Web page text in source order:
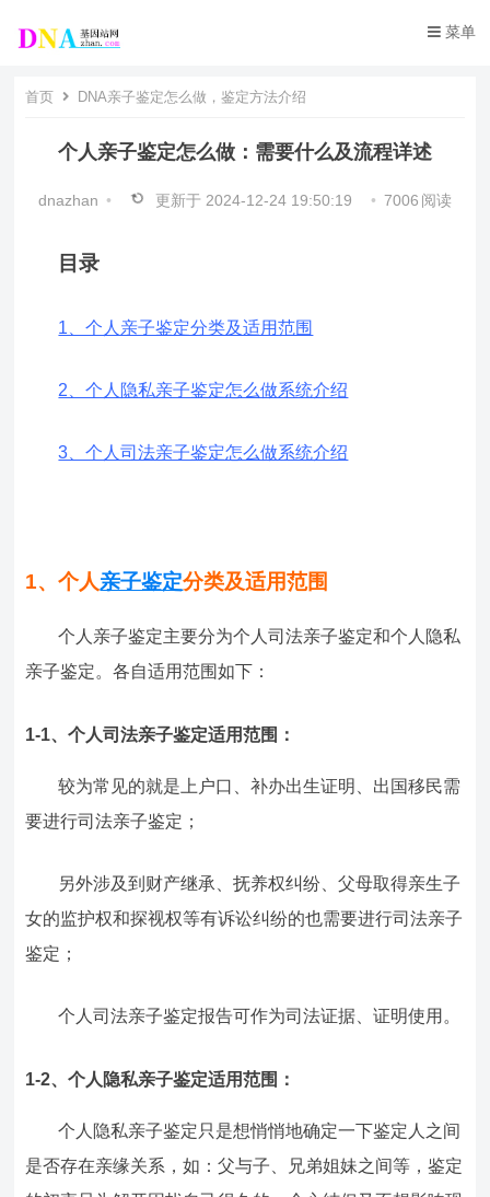
菜单
首页 DNA亲子鉴定怎么做，鉴定方法介绍
个人亲子鉴定怎么做：需要什么及流程详述
dnazhan • 更新于 2024-12-24 19:50:19 • 7006 阅读
目录
1、个人亲子鉴定分类及适用范围
2、个人隐私亲子鉴定怎么做系统介绍
3、个人司法亲子鉴定怎么做系统介绍
1、个人亲子鉴定分类及适用范围
个人亲子鉴定主要分为个人司法亲子鉴定和个人隐私
亲子鉴定。各自适用范围如下：
1-1、个人司法亲子鉴定适用范围：
较为常见的就是上户口、补办出生证明、出国移民需
要进行司法亲子鉴定；
另外涉及到财产继承、抚养权纠纷、父母取得亲生子
女的监护权和探视权等有诉讼纠纷的也需要进行司法亲子
鉴定；
个人司法亲子鉴定报告可作为司法证据、证明使用。
1-2、个人隐私亲子鉴定适用范围：
个人隐私亲子鉴定只是想悄悄地确定一下鉴定人之间
是否存在亲缘关系，如：父与子、兄弟姐妹之间等，鉴定